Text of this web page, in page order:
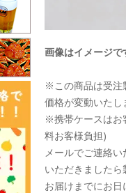
画像はイメージで
※この商品は受注
価格が変動いたし
※携帯ケースはお
料お客様負担)
メールでご連絡
いただきましたら
お届けまでにお日